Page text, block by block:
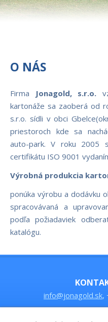
O NÁS
Firma Jonagold, s.r.o.
kartonáže sa zaoberá od
s.r.o. sídli v obci
priestoroch kde sa
auto-park. V roku 2005
certifikátu ISO 9001
Výrobná produkcia
ponúka výrobu a dodávku
spracovávaná a
podľa požiadaviek
katalógu.
info@jonagold.sk,